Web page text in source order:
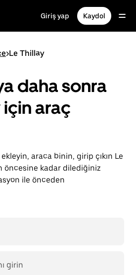
Giriş yap Kaydol
>Le Thillay
daha sonra
için araç
araca binin, girip çıkın Le
öncesine kadar dilediğiniz
ile önceden
girin